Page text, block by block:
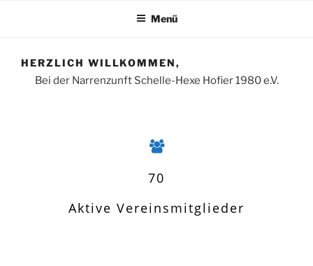
Menü
HERZLICH WILLKOMMEN,
Bei der Narrenzunft Schelle-Hexe Hofier 1980 e.V.
70
Aktive Vereinsmitglieder